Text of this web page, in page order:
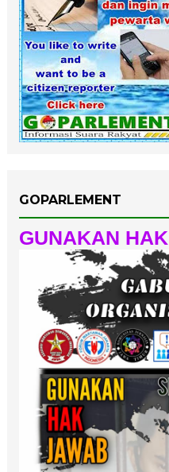
GOPARLEMENT
GUNAKAN